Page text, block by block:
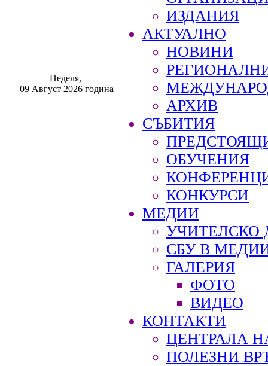
Неделя,
09 Август 2026 година
ИЗДАНИЯ
АКТУАЛНО
НОВИНИ
АРХИВ
СЪБИТИЯ
ОБУЧЕНИЯ
КОНКУРСИ
МЕДИИ
УЧИТЕЛСКО
СБУ В
ГАЛЕРИЯ
ФОТО
ВИДЕО
КОНТАКТИ
ЦЕНТРАЛА
ПОЛЕЗНИ